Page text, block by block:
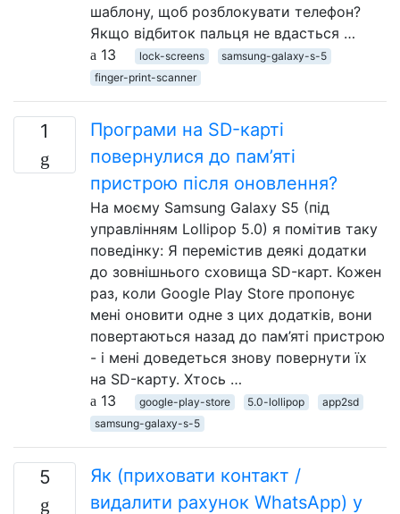
шаблону, щоб розблокувати телефон?
Якщо відбиток пальця не вдасться …
13
lock-screens
samsung-galaxy-s-5
finger-print-scanner
1
Програми на SD-карті
повернулися до пам’яті
пристрою після оновлення?
На моєму Samsung Galaxy S5 (під
управлінням Lollipop 5.0) я помітив таку
поведінку: Я перемістив деякі додатки
до зовнішнього сховища SD-карт. Кожен
раз, коли Google Play Store пропонує
мені оновити одне з цих додатків, вони
повертаються назад до пам’яті пристрою
- і мені доведеться знову повернути їх
на SD-карту. Хтось …
13
google-play-store 5.0-lollipop
app2sd
samsung-galaxy-s-5
5
Як (приховати контакт /
видалити рахунок WhatsApp) у